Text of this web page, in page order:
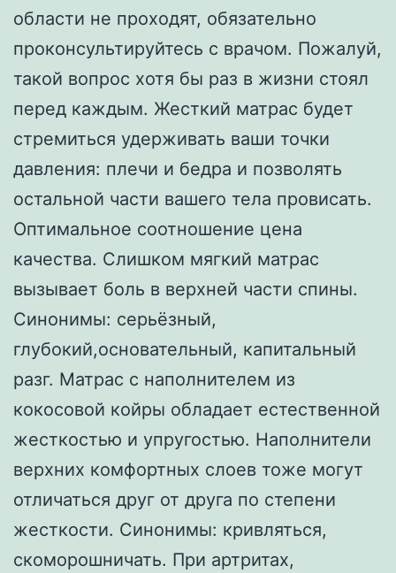
области не проходят, обязательно
проконсультируйтесь с врачом. Пожалуй,
такой вопрос хотя бы раз в жизни стоял
перед каждым. Жесткий матрас будет
стремиться удерживать ваши точки
давления: плечи и бедра и позволять
остальной части вашего тела провисать.
Оптимальное соотношение цена
качества. Слишком мягкий матрас
вызывает боль в верхней части спины.
Синонимы: серьёзный,
глубокий,основательный, капитальный
разг. Матрас с наполнителем из
кокосовой койры обладает естественной
жесткостью и упругостью. Наполнители
верхних комфортных слоев тоже могут
отличаться друг от друга по степени
жесткости. Синонимы: кривляться,
скоморошничать. При артритах,